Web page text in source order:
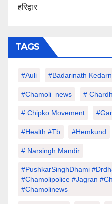
हरिद्वार
TAGS
#auli #Badarinath
#chamoli_news #
# Chipko Movement
#Health #tb #hemkund
# Narsingh Mandir
#PushkarSinghDhami
#chamolipolice #Jagran
#chamolinews